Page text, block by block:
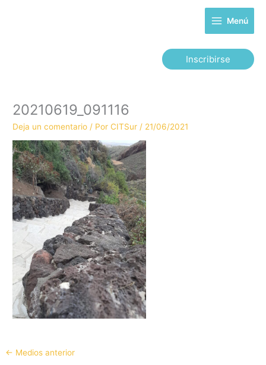
Menú
Inscribirse
20210619_091116
Deja un comentario / PorCITSur / 21/06/2021
← Medios anterior